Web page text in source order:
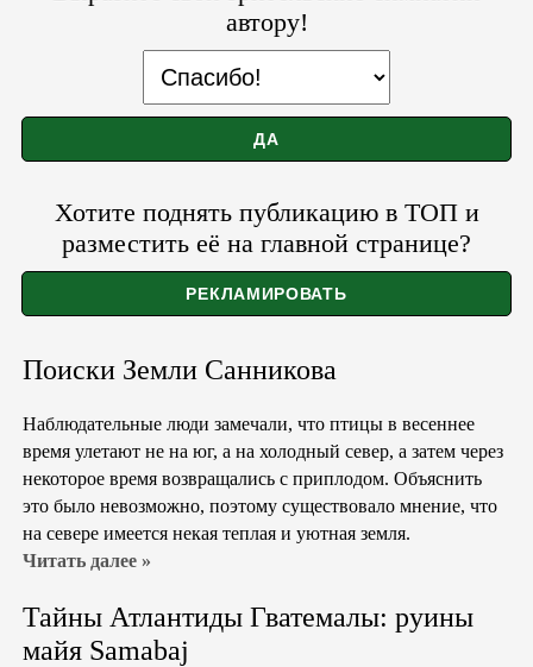
автору!
Хотите поднять публикацию в ТОП и
разместить её на главной странице?
Поиски Земли Санникова
Наблюдательные люди замечали, что птицы в весеннее
время улетают не на юг, а на холодный север, а затем через
некоторое время возвращались с приплодом. Объяснить
это было невозможно, поэтому существовало мнение, что
на севере имеется некая теплая и уютная земля.
Читать далее »
Тайны Атлантиды Гватемалы: руины
майя Samabaj